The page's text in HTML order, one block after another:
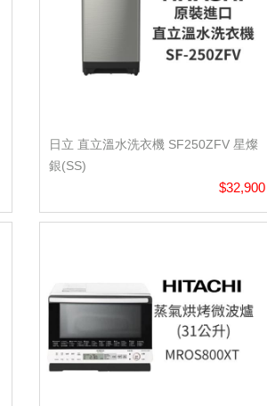
日立 直立溫水洗衣機 SF250ZFV 星燦
銀(SS)
$32,900